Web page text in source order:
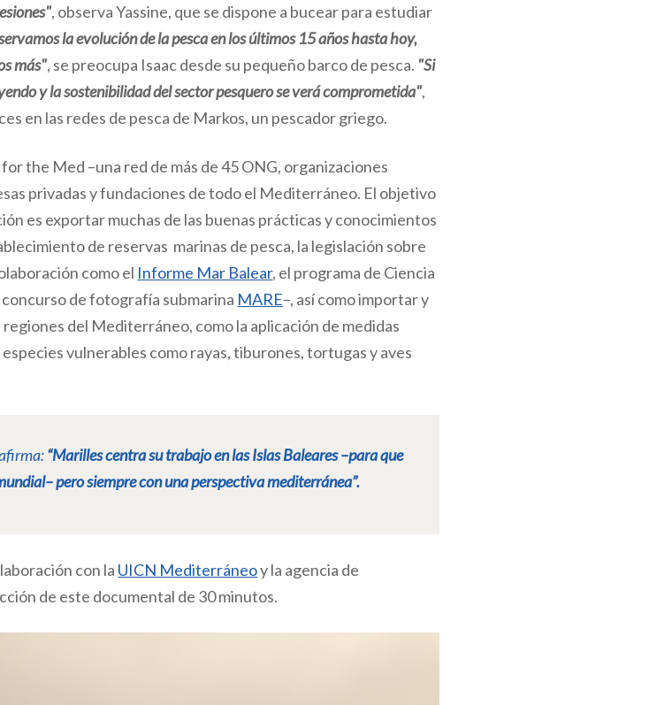
, observa Yassine, que se dispone a bucear para estudiar
la evolución de la pesca en los últimos 15 años hasta hoy,
más", se preocupa Isaac desde su pequeño barco de pesca. "Si
y la sostenibilidad del sector pesquero se verá comprometida",
en las redes de pesca de Markos, un pescador griego.
the Med –una red de más de 45 ONG, organizaciones
privadas y fundaciones de todo el Mediterráneo. El objetivo
es exportar muchas de las buenas prácticas y conocimientos
de reservas marinas de pesca, la legislación sobre
como el Informe Mar Balear, el programa de Ciencia
concurso de fotografía submarina MARE–, así como importar y
del Mediterráneo, como la aplicación de medidas
vulnerables como rayas, tiburones, tortugas y aves
“Marilles centra su trabajo en las Islas Baleares –para que
pero siempre con una perspectiva mediterránea”.
con la UICN Mediterráneoy la agencia de
de este documental de 30 minutos.